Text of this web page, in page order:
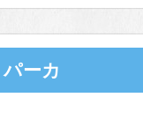
ーカ